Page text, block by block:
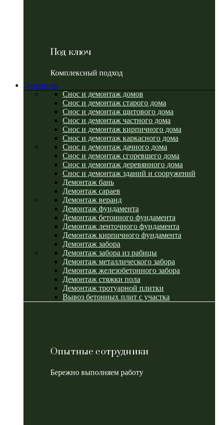
Под ключ
Комплексный подход
Демонтаж
Снос и демонтаж домов
Снос и демонтаж старого дома
Снос и демонтаж щитового дома
Снос и демонтаж частного дома
Снос и демонтаж кирпичного дома
Снос и демонтаж каркасного дома
Снос и демонтаж дачного дома
Снос и демонтаж сгоревшего дома
Снос и демонтаж деревянного дома
Снос и демонтаж зданий и сооружений
Демонтаж бань
Демонтаж сараев
Демонтаж веранд
Демонтаж фундамента
Демонтаж бетонного фундамента
Демонтаж ленточного фундамента
Демонтаж кирпичного фундамента
Демонтаж забора
Демонтаж забора из рабицы
Демонтаж металлического забора
Демонтаж железобетонного забора
Демонтаж стяжки пола
Демонтаж тротуарной плитки
Вывоз бетонных плит с участка
Опытные сотрудники
Бережно выполняем работу